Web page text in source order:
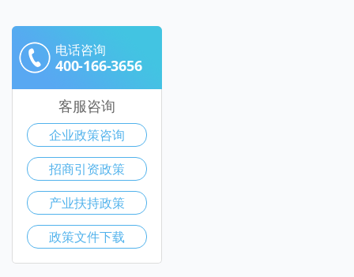
电话咨询
400-166-3656
客服咨询
企业政策咨询
招商引资政策
产业扶持政策
政策文件下载